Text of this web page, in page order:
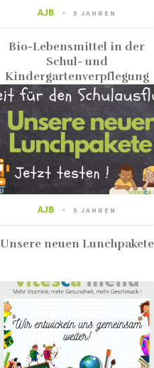
AJB 5 JAHREN
Bio-Lebensmittel in der
Schul- und
Kindergartenverpflegung
AJB 5 JAHREN
Unsere neuen Lunchpakete